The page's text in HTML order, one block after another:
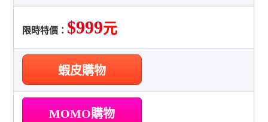
限時特價： $999元
蝦皮購物
MOMO購物